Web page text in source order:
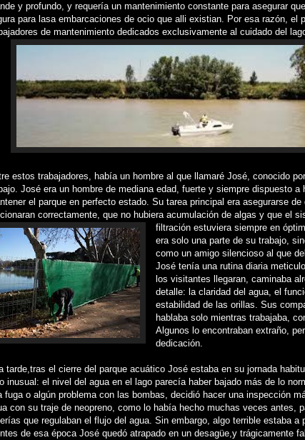
y profundo, y requería un mantenimiento constante para asegurar
para lasa embarcaciones de ocio que alli existian. Por esa razón, el
de mantenimiento dedicados exclusivamente al cuidado del
estos trabajadores, había un hombre al que llamaré José, conocido
José era un hombre de mediana edad, fuerte y siempre dispuesto a
el parque en perfecto estado. Su tarea principal era asegurarse
correctamente, que no hubiera acumulación de algas y que el
filtración estuviera siempre en
era solo una parte de su trabajo,
como un amigo silencioso al que
José tenía una rutina diaria
los visitantes llegaran, caminaba
detalle: la claridad del agua, el
estabilidad de las orillas. Sus
hablaba solo mientras trabajaba,
Algunos lo encontraban extraño,
dedicación.
tarde,tras el cierre del parque acuático José estaba en su jornada
inusual: el nivel del agua en el lago parecía haber bajado más de lo
fuga o algún problema con las bombas, decidió hacer una inspección
con su traje de neopreno, como lo había hecho muchas veces antes,
que regulaban el flujo del agua. Sin embargo, algo terrible estaba a
de esa época José quedó atrapado en un desagüe,y trágicamente